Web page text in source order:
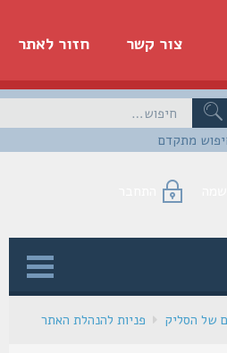
חזור לאתר צור קשר
מתקדם
התחבר
הסליק פניות להנהלת האתר